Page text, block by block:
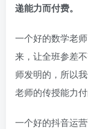
递能力而付费。
一个好的数学老
来，让全班参差
师发明的，所以
老师的传授能力付
一个好的抖音运